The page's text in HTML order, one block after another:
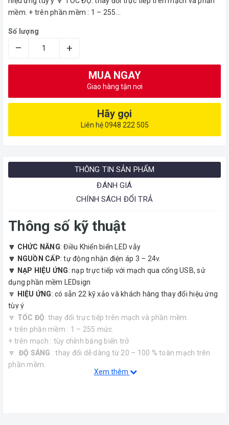
mềm. + trên phần mềm : 1 – 255...
Số lượng
– +
MUA NGAY
Giao hàng tận nơi
Hãy gọi
Liên hệ 0948 222 505
THÔNG TIN SẢN PHẨM
ĐÁNH GIÁ
CHÍNH SÁCH ĐỔI TRẢ
Thông số kỹ thuật
🔽 CHỨC NĂNG: Điều Khiển biển LED vẫy
🔽 NGUỒN CẤP: tự động nhận điện áp 3 – 24v.
🔽 NẠP HIỆU ỨNG: nạp trực tiếp với mạch qua cổng USB, sử
dụng phần mềm LEDsign
🔽
HIỆU ỨNG: có sẵn 22 kỹ xảo và khách hàng thay đổi hiệu ứng
tùy ý
🔽 TỐC ĐỘ: thay đổi trực tiếp trên mạch và phần mềm.
+ trên phần mềm : 1 – 255 mức.
+ trên mạch : tùy chỉnh băng biến trở
🔽 ĐỘ SÁNG : thay đổi dễ dàng từ 20 – 100 % toàn mạch trên
phần mềm.
: mỗi cổng ra 1 led để hiển thị hiệu ứng đang
Xem thêm